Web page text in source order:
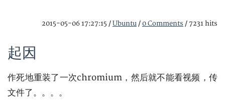
2015-05-06 17:27:15 /Ubuntu /0 Comments / 7231 hits
起因
作死地重装了一次chromium，然后就不能看视频，传
文件了。。。。